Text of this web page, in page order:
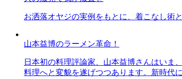
お洒落オヤジの実例をもとに、着こなし術
山本益博のラーメン革命！
日本初の料理評論家、山本益博さんはいま
料理へと変貌を遂げつつあります。新時代